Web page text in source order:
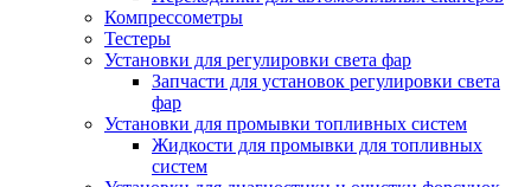
Компрессометры
Тестеры
Установки для регулировки света фар
Запчасти для установок регулировки света
фар
Установки для промывки топливных систем
Жидкости для промывки для топливных
систем